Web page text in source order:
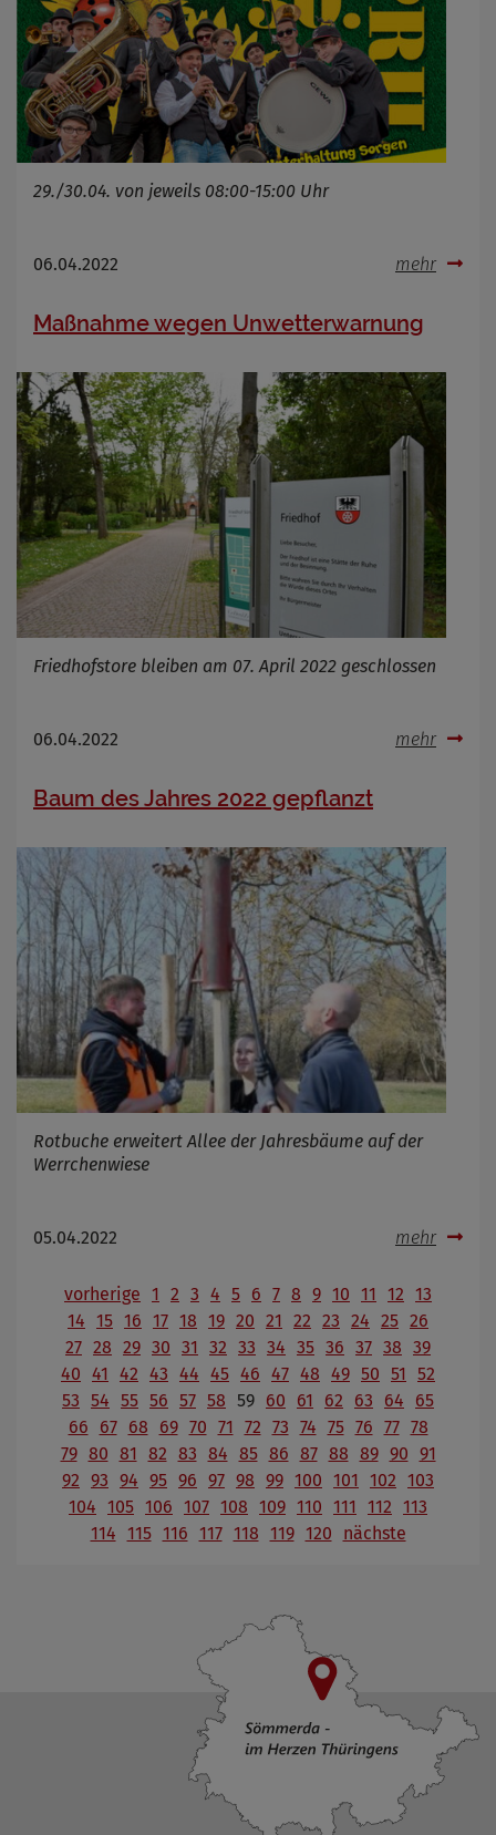
29./30.04. von jeweils 08:00-15:00 Uhr
06.04.2022 mehr
Maßnahme wegen Unwetterwarnung
Friedhofstore bleiben am 07. April 2022 geschlossen
06.04.2022 mehr
Baum des Jahres 2022 gepflanzt
Rotbuche erweitert Allee der Jahresbäume auf der
Werrchenwiese
05.04.2022 mehr
vorherige 1 2 3 4 5 6 7 8 9 10 11 12 13
14 15 16 17 18 19 20 21 22 23 24 25 26
27 28 29 30 31 32 33 34 35 36 37 38 39
40 41 42 43 44 45 46 47 48 49 50 51
52
53 54 55 56 57 58 59 60 61 62 63 64
65
66
67 68 69 70 71 72 73 74 75 76 77 78
79 80 81 82 83 84 85 86 87 88 89 90 91
92 93 94 95 96 97 98 99 100 101 102 103
104 105 106 107 108 109 110 111 112 113
114 115 116 117 118 119 120 nächste